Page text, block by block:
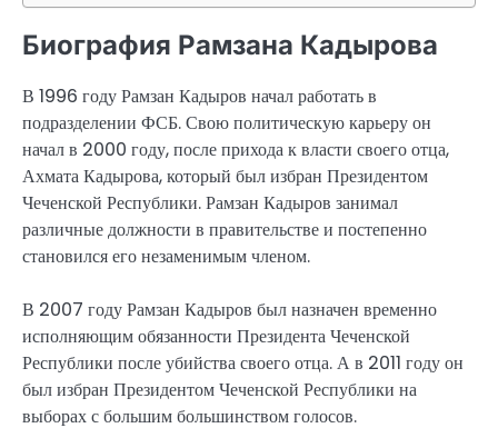
Биография Рамзана Кадырова
В 1996 году Рамзан Кадыров начал работать в
подразделении ФСБ. Свою политическую карьеру он
начал в 2000 году, после прихода к власти своего отца,
Ахмата Кадырова, который был избран Президентом
Чеченской Республики. Рамзан Кадыров занимал
различные должности в правительстве и постепенно
становился его незаменимым членом.
В 2007 году Рамзан Кадыров был назначен временно
исполняющим обязанности Президента Чеченской
Республики после убийства своего отца. А в 2011 году он
был избран Президентом Чеченской Республики на
выборах с большим большинством голосов.